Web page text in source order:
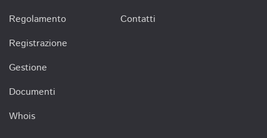
Regolamento
Registrazione
Gestione
Documenti
Whois
Contatti